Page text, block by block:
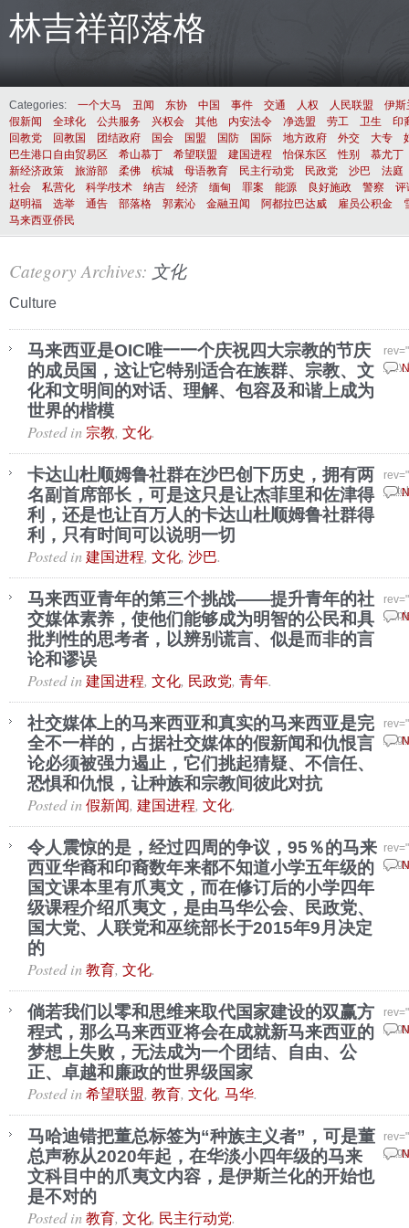
林吉祥部落格
Categories: 一个大马 丑闻 东协 中国 事件 交通 人权 人民联盟
伊斯
假新闻
全球化 公共服务 兴权会 其他 内安法令 净选盟 劳工 卫生
印
回教党
回教国 团结政府 国会 国盟 国防 国际 地方政府 外交 大专
巴生港口自由贸易区
希山慕丁 希望联盟 建国进程 怡保东区 性别
慕尤丁
新经济政策
旅游部 柔佛 槟城 母语教育 民主行动党 民政党 沙巴
法庭
社会
私营化 科学/技术 纳吉 经济 缅甸 罪案 能源 良好施政 警察
评
赵明福
选举 通告 部落格 郭素沁 金融丑闻 阿都拉巴达威 雇员公积金
马来西亚侨民
Category Archives: 文化
Culture
马来西亚是OIC唯一一个庆祝四大宗教的节庆
的成员国，这让它特别适合在族群、宗教、文
化和文明间的对话、理解、包容及和谐上成为
世界的楷模
May
Posted in 宗教, 文化.
卡达山杜顺姆鲁社群在沙巴创下历史，拥有两
名副首席部长，可是这只是让杰菲里和佐津得
利，还是也让百万人的卡达山杜顺姆鲁社群得
利，只有时间可以说明一切
Posted in 建国进程, 文化, 沙巴.
马来西亚青年的第三个挑战——提升青年的社
交媒体素养，使他们能够成为明智的公民和具
批判性的思考者，以辨别谎言、似是而非的言
论和谬误
Posted in 建国进程, 文化, 民政党, 青年.
社交媒体上的马来西亚和真实的马来西亚是完
全不一样的，占据社交媒体的假新闻和仇恨言
论必须被强力遏止，它们挑起猜疑、不信任、
恐惧和仇恨，让种族和宗教间彼此对抗
Posted in 假新闻, 建国进程, 文化.
令人震惊的是，经过四周的争议，95％的马来
西亚华裔和印裔数年来都不知道小学五年级的
国文课本里有爪夷文，而在修订后的小学四年
级课程介绍爪夷文，是由马华公会、民政党、
国大党、人联党和巫统部长于2015年9月决定
的
Posted in 教育, 文化.
倘若我们以零和思维来取代国家建设的双赢方
程式，那么马来西亚将会在成就新马来西亚的
梦想上失败，无法成为一个团结、自由、公
正、卓越和廉政的世界级国家
Posted in 希望联盟, 教育, 文化, 马华.
马哈迪错把董总标签为“种族主义者”，可是董
总声称从2020年起，在华淡小四年级的马来
文科目中的爪夷文内容，是伊斯兰化的开始也
是不对的
Posted in 教育, 文化, 民主行动党.